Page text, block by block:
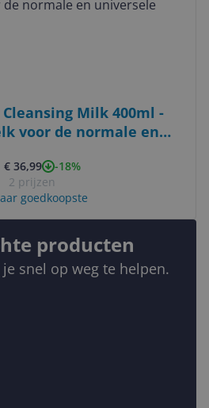
Milk 400ml -
voor de normale en
€ 36,99
-18%
2 prijzen
goedkoopste
producten
snel op weg te helpen.